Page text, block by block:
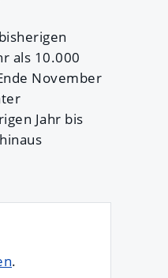
als 10.000
November
Jahr bis
.